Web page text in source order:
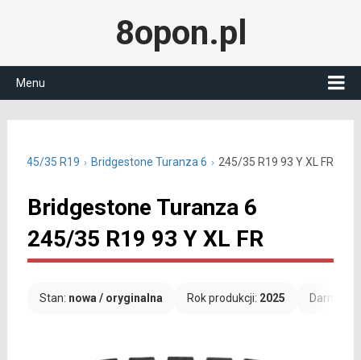
8opon.pl
Menu
245/35 R19 Bridgestone Turanza 6 245/35 R19 93 Y XL FR
Bridgestone Turanza 6
245/35 R19 93 Y XL FR
Stan: nowa / oryginalna Rok produkcji: 2025